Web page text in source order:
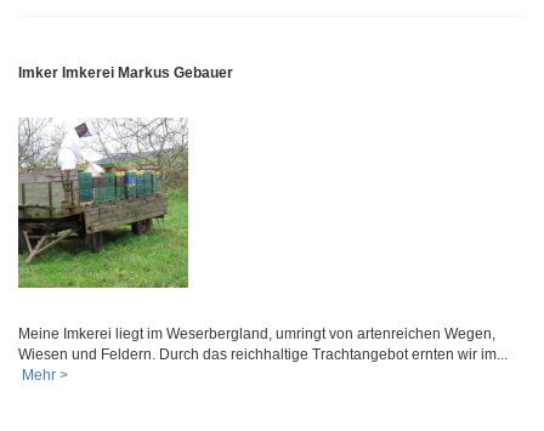
Imker Imkerei Markus Gebauer
Meine Imkerei liegt im Weserbergland, umringt von artenreichen Wegen,
Wiesen und Feldern. Durch das reichhaltige Trachtangebot ernten wir im...
Mehr >